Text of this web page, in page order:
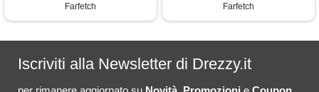
Farfetch
Farfetch
Iscriviti alla Newsletter di Drezzy.it